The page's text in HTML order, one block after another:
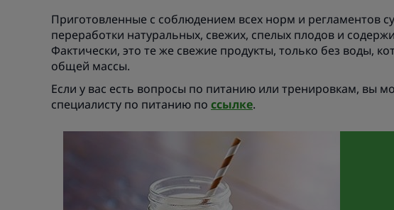
Приготовленные с соблюдением всех норм и регламентов
переработки натуральных, свежих, спелых плодов и
Фактически, это те же свежие продукты, только без воды,
общей массы.
Если у вас есть вопросы по питанию или тренировкам, вы
специалисту по питанию по ссылке.